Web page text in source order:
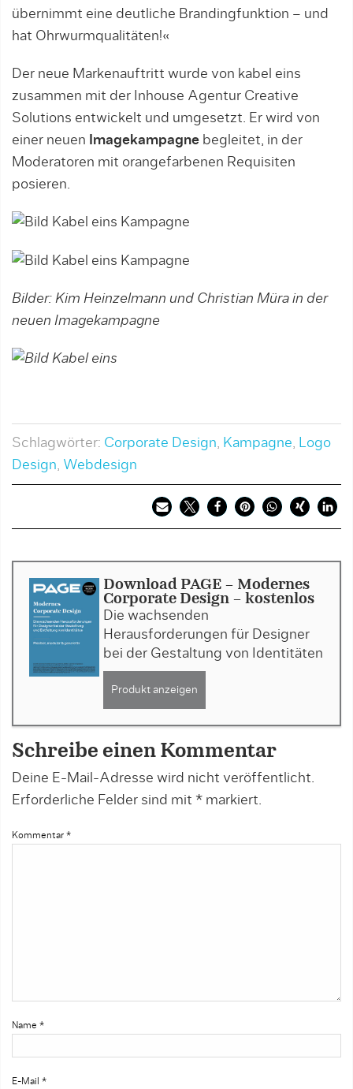
übernimmt eine deutliche Brandingfunktion – und
hat Ohrwurmqualitäten!«
Der neue Markenauftritt wurde von kabel eins
zusammen mit der Inhouse Agentur Creative
Solutions entwickelt und umgesetzt. Er wird von
einer neuen
Imagekampagne begleitet, in der
Moderatoren mit orangefarbenen Requisiten
posieren.
Bilder: Kim Heinzelmann und Christian Müra in der
neuen Imagekampagne
Schlagwörter: Corporate Design, Kampagne, Logo
Design, Webdesign
Download PAGE - Modernes
Corporate Design - kostenlos
Die wachsenden
Herausforderungen für Designer
bei der Gestaltung von Identitäten
Produkt anzeigen
Schreibe einen Kommentar
Deine E-Mail-Adresse wird nicht veröffentlicht.
Erforderliche Felder sind mit * markiert.
Kommentar *
Name *
E-Mail *